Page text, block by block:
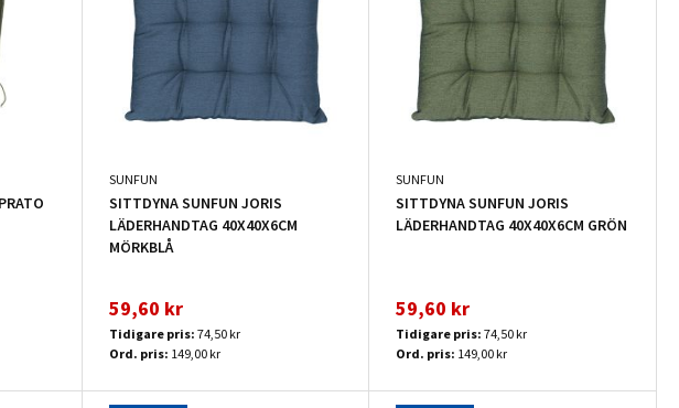
SUNFUN
SITTDYNA SUNFUN JORIS
LÄDERHANDTAG 40X40X6CM
MÖRKBLÅ
59,60 kr
Tidigare pris: 74,50 kr
Ord. pris: 149,00 kr
SUNFUN
SITTDYNA SUNFUN JORIS
LÄDERHANDTAG 40X40X6CM GRÖN
59,60 kr
Tidigare pris: 74,50 kr
Ord. pris: 149,00 kr